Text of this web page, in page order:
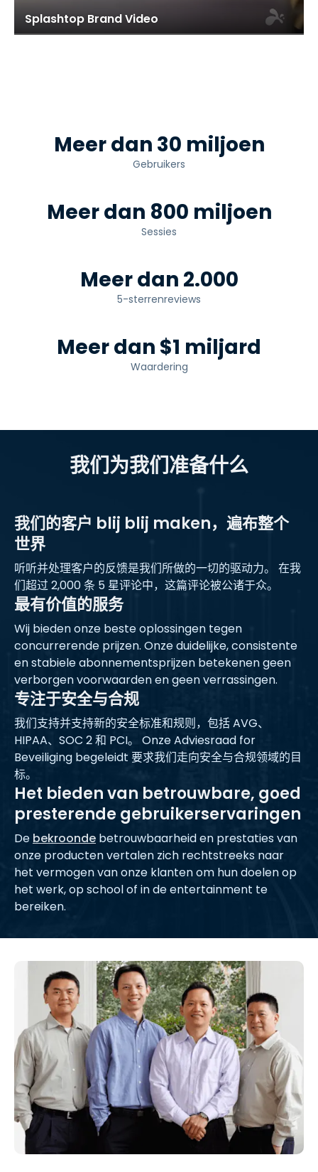
Splashtop Brand Video
Meer dan 30 miljoen
Gebruikers
Meer dan 800 miljoen
Sessies
Meer dan 2.000
5-sterrenreviews
Meer dan $1 miljard
Waardering
我们为我们准备什么
我们的客户 blij blij maken，遍布整个
世界
听听并处理客户的反馈是我们所做的一切的驱动力。 在我
们超过 2,000 条 5 星评论中，这篇评论被公诸于众。
最有价值的服务
Wij bieden onze beste oplossingen tegen
concurrerende prijzen. Onze duidelijke, consistente
en stabiele abonnementsprijzen betekenen geen
verborgen voorwaarden en geen verrassingen.
专注于安全与合规
我们支持并支持新的安全标准和规则，包括 AVG、
HIPAA、SOC 2 和 PCI。 Onze Adviesraad for
Beveiliging begeleidt 要求我们走向安全与合规领域的目
标。
Het bieden van betrouwbare, goed
presterende gebruikerservaringen
De bekroonde betrouwbaarheid en prestaties van
onze producten vertalen zich rechtstreeks naar
het vermogen van onze klanten om hun doelen op
het werk, op school of in de entertainment te
bereiken.